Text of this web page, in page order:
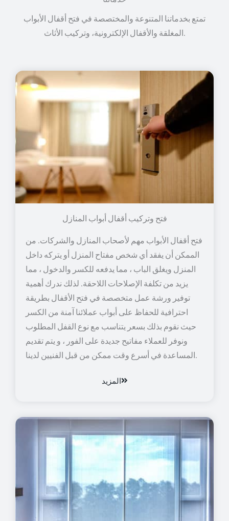
تمتع بخدماتنا المتنوعة والمختصصة في فتح أقفال الأبواب
فتح وتركيب أقفال أبواب المنازل
فتح أقفال الأبواب مهم لأصحاب المنازل والشركات. من
الممكن أن يفقد أي شخص مفتاح المنزل أو يتركه داخل
المنزل ويغلق الباب ، مما يدفعه للكسر والدخول ، مما
يزيد من تكلفة الإصلاحات اللاحقة. لذلك ندرك أهمية
توفير ورشة عمل متخصصة في فتح الأقفال بطريقة
احترافية للحفاظ على أبواب عملائنا آمنة من الكسر
حيث نقوم بذلك بسعر يتناسب مع نوع القفل المطلوب
ونوفر للعملاء مفاتيح جديدة على الفور ، و يتم تقديم
المساعدة في أسرع وقت ممكن من قبل الفنيين لدينا.
المزيد